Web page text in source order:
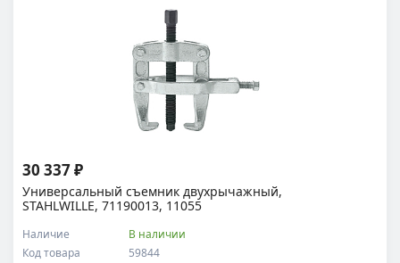
Универсальный съемник двухрычажный,
STAHLWILLE, 71190013, 11055
Код товара 59844
Наличие В наличии
30 337 ₽